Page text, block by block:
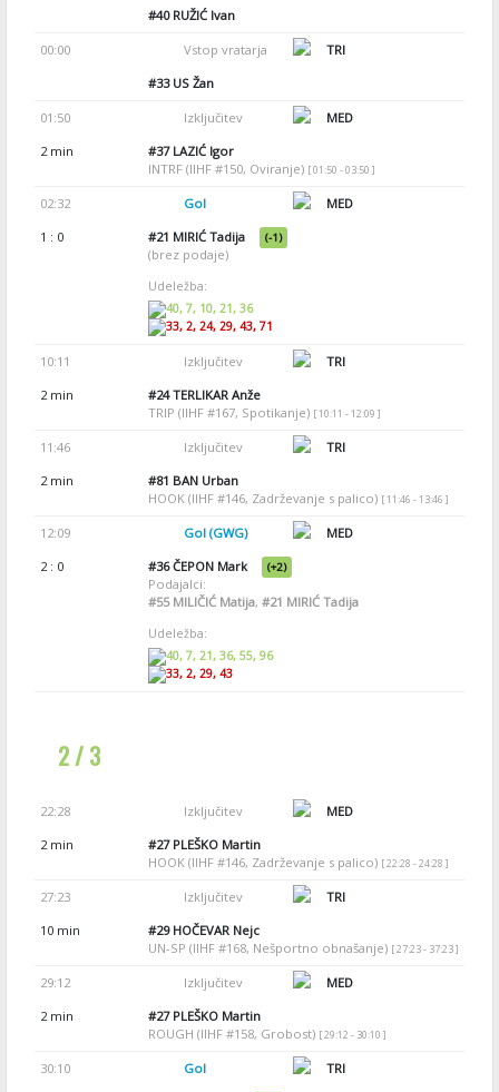
#40RUŽIĆ Ivan
00:00 Vstop vratarja
TRI
#33US Žan
01:50 Izključitev
MED
2 min
#37LAZIĆ Igor
INTRF (IIHF #150, Oviranje) [ 01:50 - 03:50 ]
02:32 Gol
MED
1 : 0
#21 MIRIĆ Tadija (-1)
(brez podaje)
Udeležba:
40, 7, 10, 21, 36
33, 2, 24, 29, 43, 71
10:11 Izključitev
TRI
2 min
#24TERLIKAR Anže
TRIP (IIHF #167, Spotikanje) [ 10:11 - 12:09 ]
11:46 Izključitev
TRI
2 min
#81 BAN Urban
HOOK (IIHF #146, Zadrževanje s palico) [ 11:46 - 13:46 ]
12:09 Gol (GWG)
MED
2 : 0
#36ČEPON Mark (+2)
Podajalci:
#55MILIČIĆ Matija, #21 MIRIĆ Tadija
Udeležba:
40, 7, 21, 36, 55, 96
33, 2, 29, 43
2 / 3
22:28 Izključitev
MED
2 min
#27PLEŠKO Martin
HOOK (IIHF #146, Zadrževanje s palico) [ 22:28 - 24:28 ]
27:23 Izključitev
TRI
10 min
#29HOČEVAR Nejc
UN-SP (IIHF #168, Nešportno obnašanje) [ 27:23 - 37:23 ]
29:12 Izključitev
MED
2 min
#27PLEŠKO Martin
ROUGH (IIHF #158, Grobost) [ 29:12 - 30:10 ]
30:10 Gol
TRI